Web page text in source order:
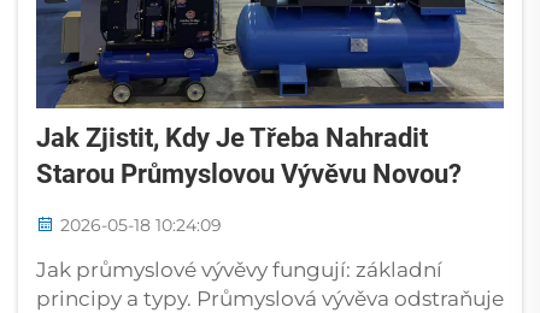
Jak Zjistit, Kdy Je Třeba Nahradit
Starou Průmyslovou Vývěvu Novou?
2026-05-18 10:24:09
Jak průmyslové vývěvy fungují: základní
principy a typy. Průmyslová vývěva odstraňuje